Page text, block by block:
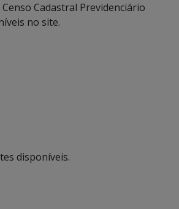
Cadastral Previdenciário
no site.
disponíveis.